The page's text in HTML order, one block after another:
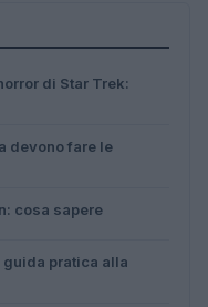
di Star Trek:
devono fare le
cosa sapere
guida pratica alla